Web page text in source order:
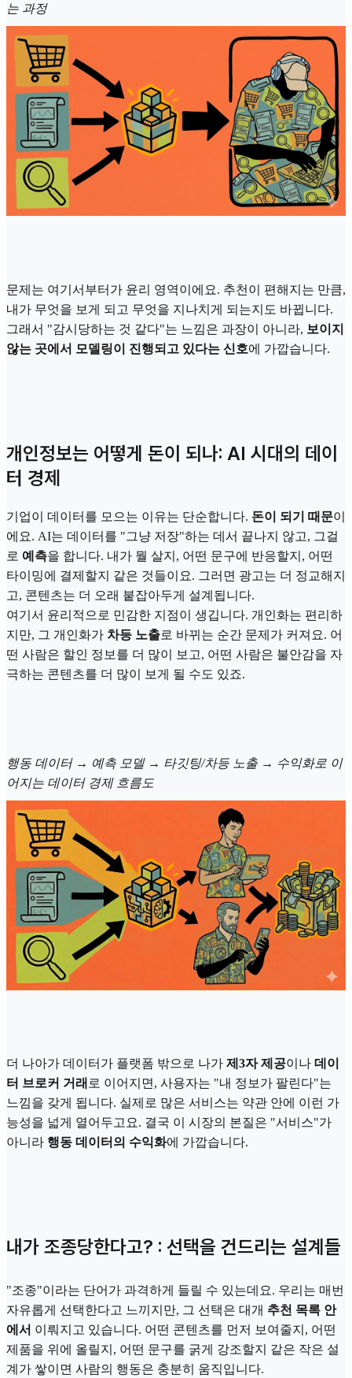
는 과정
문제는 여기서부터가 윤리 영역이에요. 추천이 편해지는 만큼,
내가 무엇을 보게 되고 무엇을 지나치게 되는지도 바뀝니다.
그래서 "감시당하는 것 같다"는 느낌은 과장이 아니라, 보이지
않는 곳에서 모델링이 진행되고 있다는 신호에 가깝습니다.
개인정보는 어떻게 돈이 되나: AI 시대의 데이
터 경제
기업이 데이터를 모으는 이유는 단순합니다. 돈이 되기 때문이
에요. AI는 데이터를 "그냥 저장"하는 데서 끝나지 않고, 그걸
로 예측을 합니다. 내가 뭘 살지, 어떤 문구에 반응할지, 어떤
타이밍에 결제할지 같은 것들이요. 그러면 광고는 더 정교해지
고, 콘텐츠는 더 오래 붙잡아두게 설계됩니다.
여기서 윤리적으로 민감한 지점이 생깁니다. 개인화는 편리하
지만, 그 개인화가 차등 노출로 바뀌는 순간 문제가 커져요. 어
떤 사람은 할인 정보를 더 많이 보고, 어떤 사람은 불안감을 자
극하는 콘텐츠를 더 많이 보게 될 수도 있죠.
행동 데이터 → 예측 모델 → 타깃팅/차등 노출 → 수익화로 이
어지는 데이터 경제 흐름도
더 나아가 데이터가 플랫폼 밖으로 나가 제3자 제공이나 데이
터 브로커 거래 로 이어지면, 사용자는 "내 정보가 팔린다"는
느낌을 갖게 됩니다. 실제로 많은 서비스는 약관 안에 이런 가
능성을 넓게 열어두고요. 결국 이 시장의 본질은 "서비스"가
아니라 행동 데이터의 수익화에 가깝습니다.
내가 조종당한다고? : 선택을 건드리는 설계들
"조종"이라는 단어가 과격하게 들릴 수 있는데요. 우리는 매번
자유롭게 선택한다고 느끼지만, 그 선택은 대개 추천 목록 안
에서 이뤄지고 있습니다. 어떤 콘텐츠를 먼저 보여줄지, 어떤
제품을 위에 올릴지, 어떤 문구를 굵게 강조할지 같은 작은 설
계가 쌓이면 사람의 행동은 충분히 움직입니다.